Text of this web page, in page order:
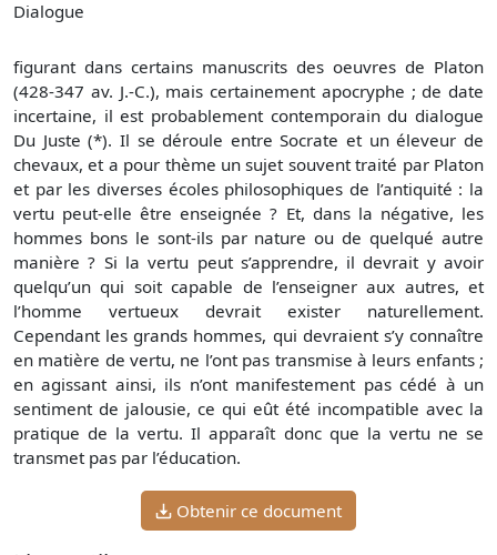
Dialogue
figurant dans certains manuscrits des oeuvres de Platon
(428-347 av. J.-C.), mais certainement apocryphe ; de date
incertaine, il est probablement contemporain du dialogue
Du Juste (*). Il se déroule entre Socrate et un éleveur de
chevaux, et a pour thème un sujet souvent traité par Platon
et par les diverses écoles philosophiques de l’antiquité : la
vertu peut-elle être enseignée ? Et, dans la négative, les
hommes bons le sont-ils par nature ou de quelqué autre
manière ? Si la vertu peut s’apprendre, il devrait y avoir
quelqu’un qui soit capable de l’enseigner aux autres, et
l’homme vertueux devrait exister naturellement.
Cependant les grands hommes, qui devraient s’y connaître
en matière de vertu, ne l’ont pas transmise à leurs enfants ;
en agissant ainsi, ils n’ont manifestement pas cédé à un
sentiment de jalousie, ce qui eût été incompatible avec la
pratique de la vertu. Il apparaît donc que la vertu ne se
transmet pas par l’éducation.
Obtenir ce document